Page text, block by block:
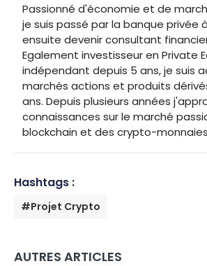
Passionné d'économie et de
je suis passé par la banque privée
ensuite devenir consultant
Egalement investisseur en Private
indépendant depuis 5 ans, je suis
marchés actions et produits
ans. Depuis plusieurs années
connaissances sur le marché
blockchain et des crypto-
Hashtags :
#Projet Crypto
AUTRES ARTICLES